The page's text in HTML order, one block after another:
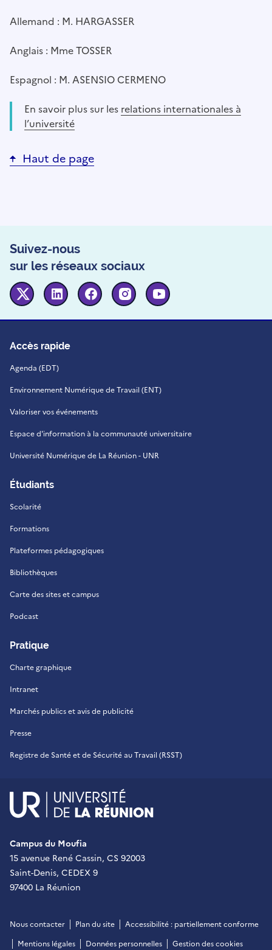
Allemand : M. HARGASSER
Anglais : Mme TOSSER
Espagnol : M. ASENSIO CERMENO
En savoir plus sur les relations internationales à
l’université
Haut de page
Suivez-nous
sur les réseaux sociaux
Twitter Linkedin FacebookInstagram
Accès rapide
Agenda (EDT)
Environnement Numérique de Travail (ENT)
Valoriser vos événements
Espace d'information à la communauté universitaire
Université Numérique de La Réunion - UNR
Étudiants
Scolarité
Formations
Plateformes pédagogiques
Bibliothèques
Carte des sites et campus
Podcast
Pratique
Charte graphique
Intranet
Marchés publics et avis de publicité
Presse
Registre de Santé et de Sécurité au Travail (RSST)
Campus du Moufia
15 avenue René Cassin, CS 92003
Saint-Denis, CEDEX 9
97400 La Réunion
Nous contacter Plan du site
Accessibilité : partiellement conforme
Mentions légales
Données personnelles Gestion des cookies